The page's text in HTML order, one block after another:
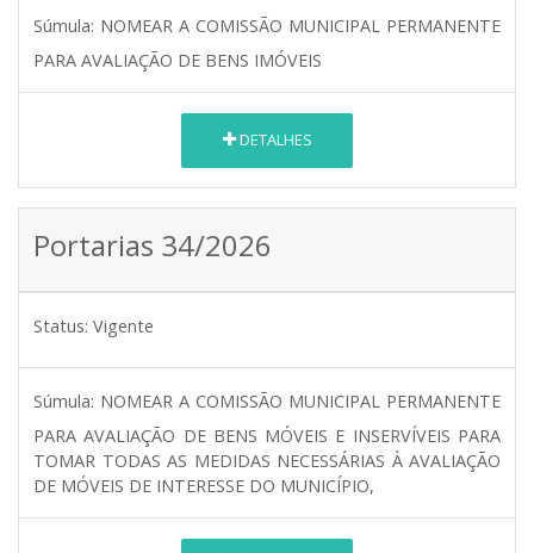
Súmula: NOMEAR A COMISSÃO MUNICIPAL PERMANENTE
PARA AVALIAÇÃO DE BENS IMÓVEIS
DETALHES
Portarias 34/2026
Status: Vigente
Súmula: NOMEAR A COMISSÃO MUNICIPAL PERMANENTE
PARA AVALIAÇÃO DE BENS MÓVEIS E INSERVÍVEIS PARA
TOMAR TODAS AS MEDIDAS NECESSÁRIAS À AVALIAÇÃO
DE MÓVEIS DE INTERESSE DO MUNICÍPIO,